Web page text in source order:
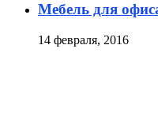
Мебель для
14 февраля, 2016